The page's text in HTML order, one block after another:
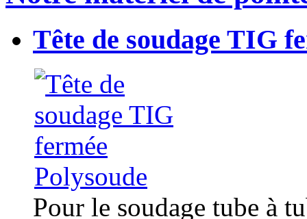
Tête de soudage TIG
Pour le soudage tube à